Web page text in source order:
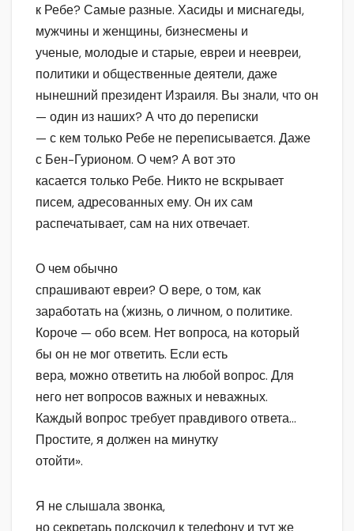
к Ребе? Самые разные. Хасиды и миснагеды,
мужчины и женщины, бизнесмены и
ученые, молодые и старые, евреи и неевреи,
политики и общественные деятели, даже
нынешний президент Израиля. Вы знали, что он
— один из наших? А что до переписки
— с кем только Ребе не переписывается. Даже
с Бен-Гурионом. О чем? А вот это
касается только Ребе. Никто не вскрывает
писем, адресованных ему. Он их сам
распечатывает, сам на них отвечает.
О чем обычно
спрашивают евреи? О вере, о том, как
заработать на (жизнь, о личном, о политике.
Короче — обо всем. Нет вопроса, на который
бы он не мог ответить. Если есть
вера, можно ответить на любой вопрос. Для
него нет вопросов важных и неважных.
Каждый вопрос требует правдивого ответа…
Простите, я должен на минутку
отойти».
Я не слышала звонка,
но секретарь подскочил к телефону и тут же